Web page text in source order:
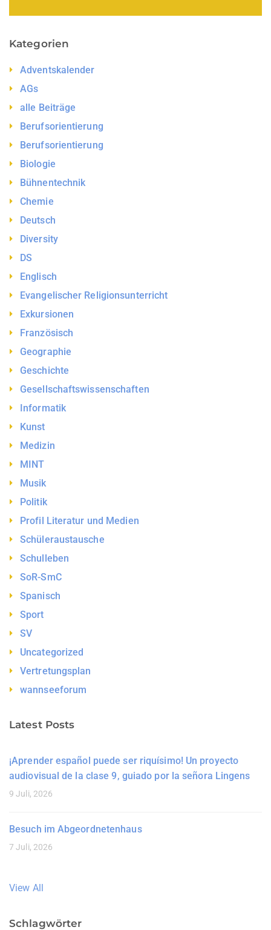
Kategorien
Adventskalender
AGs
alle Beiträge
Berufsorientierung
Berufsorientierung
Biologie
Bühnentechnik
Chemie
Deutsch
Diversity
DS
Englisch
Evangelischer Religionsunterricht
Exkursionen
Französisch
Geographie
Geschichte
Gesellschaftswissenschaften
Informatik
Kunst
Medizin
MINT
Musik
Politik
Profil Literatur und Medien
Schüleraustausche
Schulleben
SoR-SmC
Spanisch
Sport
SV
Uncategorized
Vertretungsplan
wannseeforum
Latest Posts
¡Aprender español puede ser riquísimo! Un proyecto
audiovisual de la clase 9, guiado por la señora Lingens
9 Juli, 2026
Besuch im Abgeordnetenhaus
7 Juli, 2026
View All
Schlagwörter